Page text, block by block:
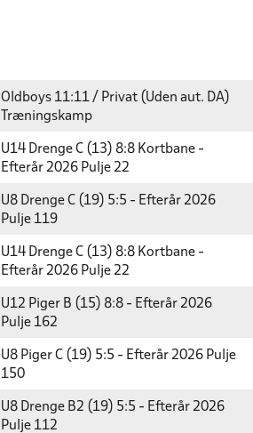
Oldboys 11:11 / Privat (Uden aut. DA)
Træningskamp
U14 Drenge C (13) 8:8 Kortbane -
Efterår 2026 Pulje 22
U8 Drenge C (19) 5:5 - Efterår 2026
Pulje 119
U14 Drenge C (13) 8:8 Kortbane -
Efterår 2026 Pulje 22
U12 Piger B (15) 8:8 - Efterår 2026
Pulje 162
U8 Piger C (19) 5:5 - Efterår 2026 Pulje
150
U8 Drenge B2 (19) 5:5 - Efterår 2026
Pulje 112